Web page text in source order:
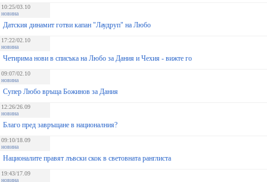
10:25/03.10
новина
Датския динамит готви капан "Лаудруп" на Любо
17:22/02.10
новина
Четирима нови в списъка на Любо за Дания и Чехия - вижте го
09:07/02.10
новина
Супер Любо връща Божинов за Дания
12:26/26.09
новина
Благо пред завръщане в националния?
09:10/18.09
новина
Националите правят лъвски скок в световната ранглиста
19:43/17.09
новина